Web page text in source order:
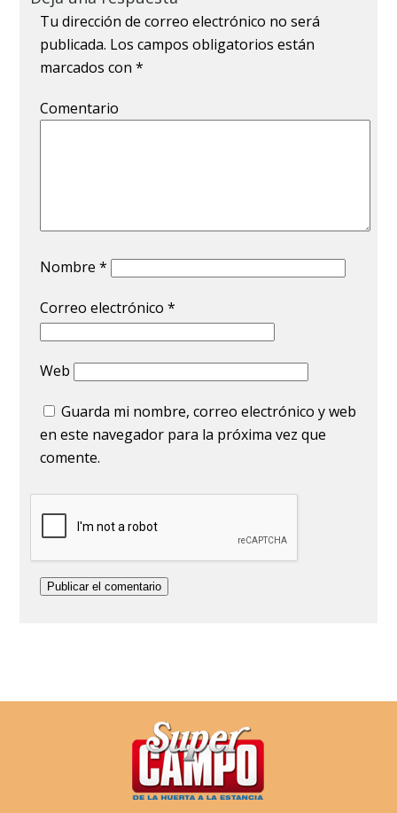
Tu dirección de correo electrónico no será
publicada. Los campos obligatorios están
marcados con*
Comentario
Nombre*
Correo electrónico*
Web
Guarda mi nombre, correo electrónico y web
en este navegador para la próxima vez que
comente.